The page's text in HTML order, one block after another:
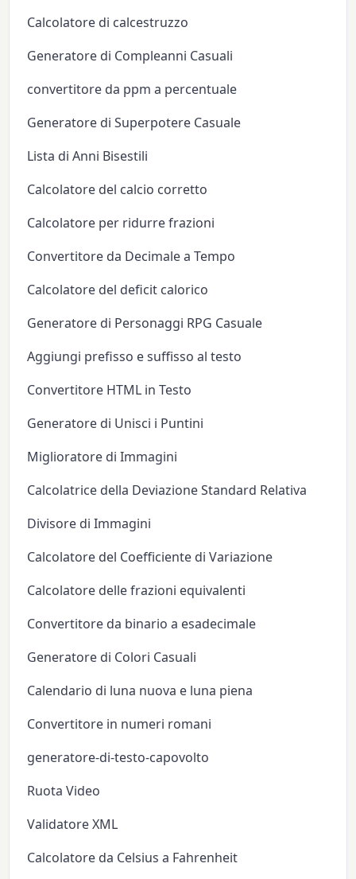
Calcolatore di calcestruzzo
Generatore di Compleanni Casuali
convertitore da ppm a percentuale
Generatore di Superpotere Casuale
Lista di Anni Bisestili
Calcolatore del calcio corretto
Calcolatore per ridurre frazioni
Convertitore da Decimale a Tempo
Calcolatore del deficit calorico
Generatore di Personaggi RPG Casuale
Aggiungi prefisso e suffisso al testo
Convertitore HTML in Testo
Generatore di Unisci i Puntini
Miglioratore di Immagini
Calcolatrice della Deviazione Standard Relativa
Divisore di Immagini
Calcolatore del Coefficiente di Variazione
Calcolatore delle frazioni equivalenti
Convertitore da binario a esadecimale
Generatore di Colori Casuali
Calendario di luna nuova e luna piena
Convertitore in numeri romani
generatore-di-testo-capovolto
Ruota Video
Validatore XML
Calcolatore da Celsius a Fahrenheit